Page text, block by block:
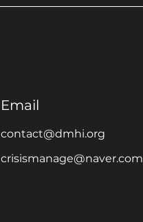
Email
contact@dmhi.org
crisismanage@naver.com